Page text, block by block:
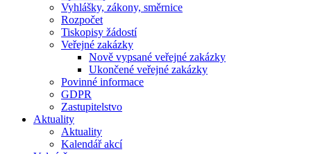
Vyhlášky, zákony, směrnice
Rozpočet
Tiskopisy žádostí
Veřejné zakázky
Nově vypsané veřejné zakázky
Ukončené veřejné zakázky
Povinné informace
GDPR
Zastupitelstvo
Aktuality
Aktuality
Kalendář akcí